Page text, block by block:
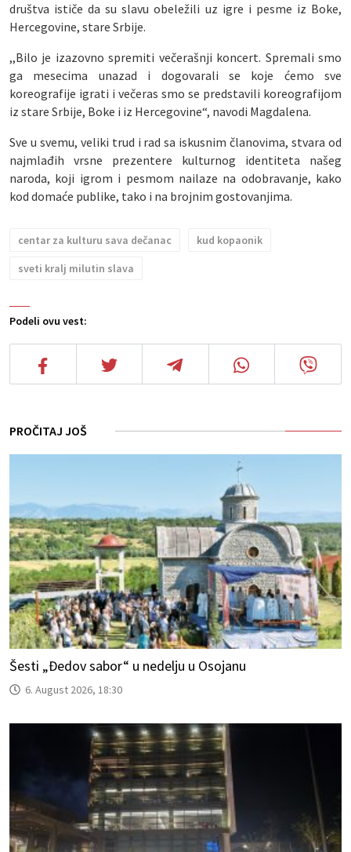
Podeli ovu vest:
društva ističe da su slavu obeležili uz igre i pesme iz Boke,
Hercegovine, stare Srbije.
,,Bilo je izazovno spremiti večerašnji koncert. Spremali smo
ga mesecima unazad i dogovarali se koje ćemo sve
koreografije igrati i večeras smo se predstavili koreografijom
iz stare Srbije, Boke i iz Hercegovine“, navodi Magdalena.
Sve u svemu, veliki trud i rad sa iskusnim članovima, stvara od
najmlađih vrsne prezentere kulturnog identiteta našeg
naroda, koji igrom i pesmom nailaze na odobravanje, kako
kod domaće publike, tako i na brojnim gostovanjima.
centar za kulturu sava dečanac
kud kopaonik
sveti kralj milutin slava
PROČITAJ JOŠ
Šesti „Đedov sabor“ u nedelju u Osojanu
6. August 2026, 18:30